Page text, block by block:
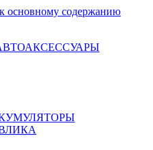
основному содержанию